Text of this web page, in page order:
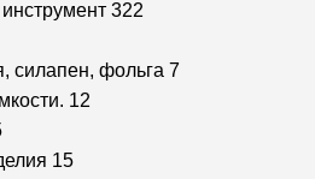
322
силапен, фольга 7
12
15